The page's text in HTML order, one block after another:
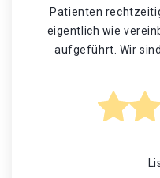
Patienten
eigentlich wie
aufgeführt. Wir